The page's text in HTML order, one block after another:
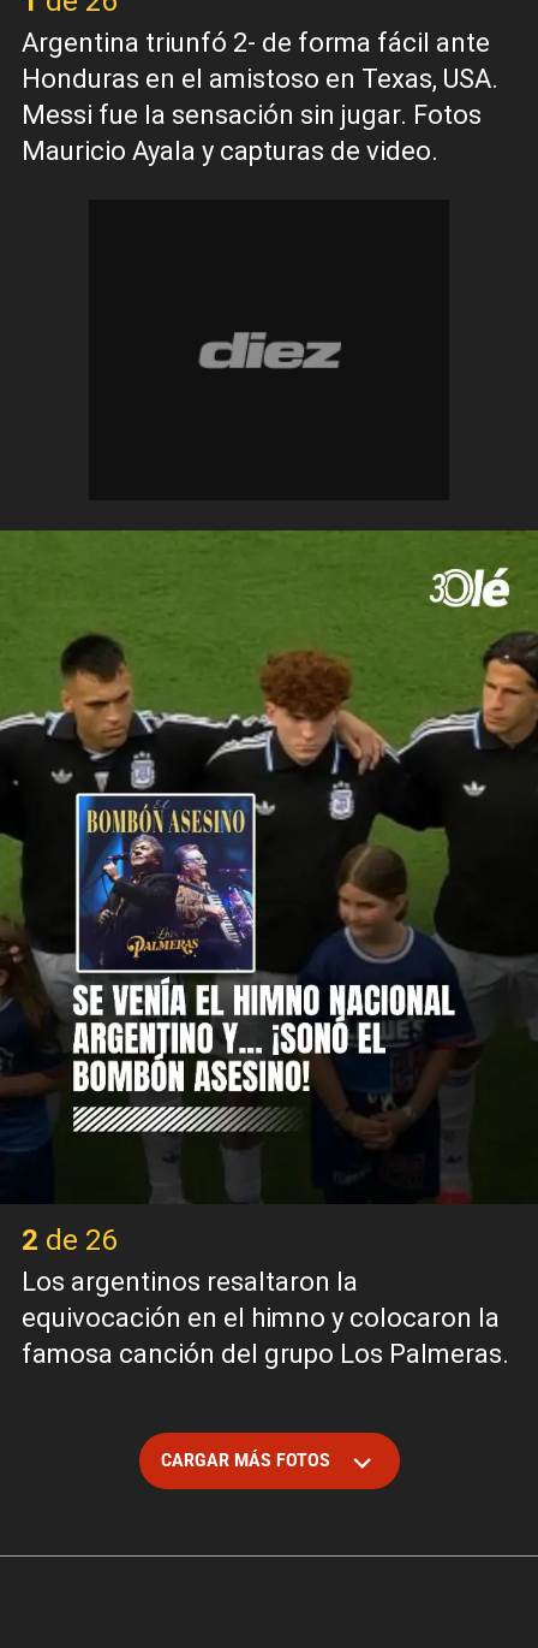
Argentina triunfó 2- de forma fácil ante
Honduras en el amistoso en Texas, USA.
Messi fue la sensación sin jugar. Fotos
Mauricio Ayala y capturas de video.
2 de 26
Los argentinos resaltaron la
equivocación en el himno y colocaron la
famosa canción del grupo Los Palmeras.
CARGAR MÁS FOTOS